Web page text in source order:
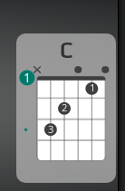
C
3
2
1
1